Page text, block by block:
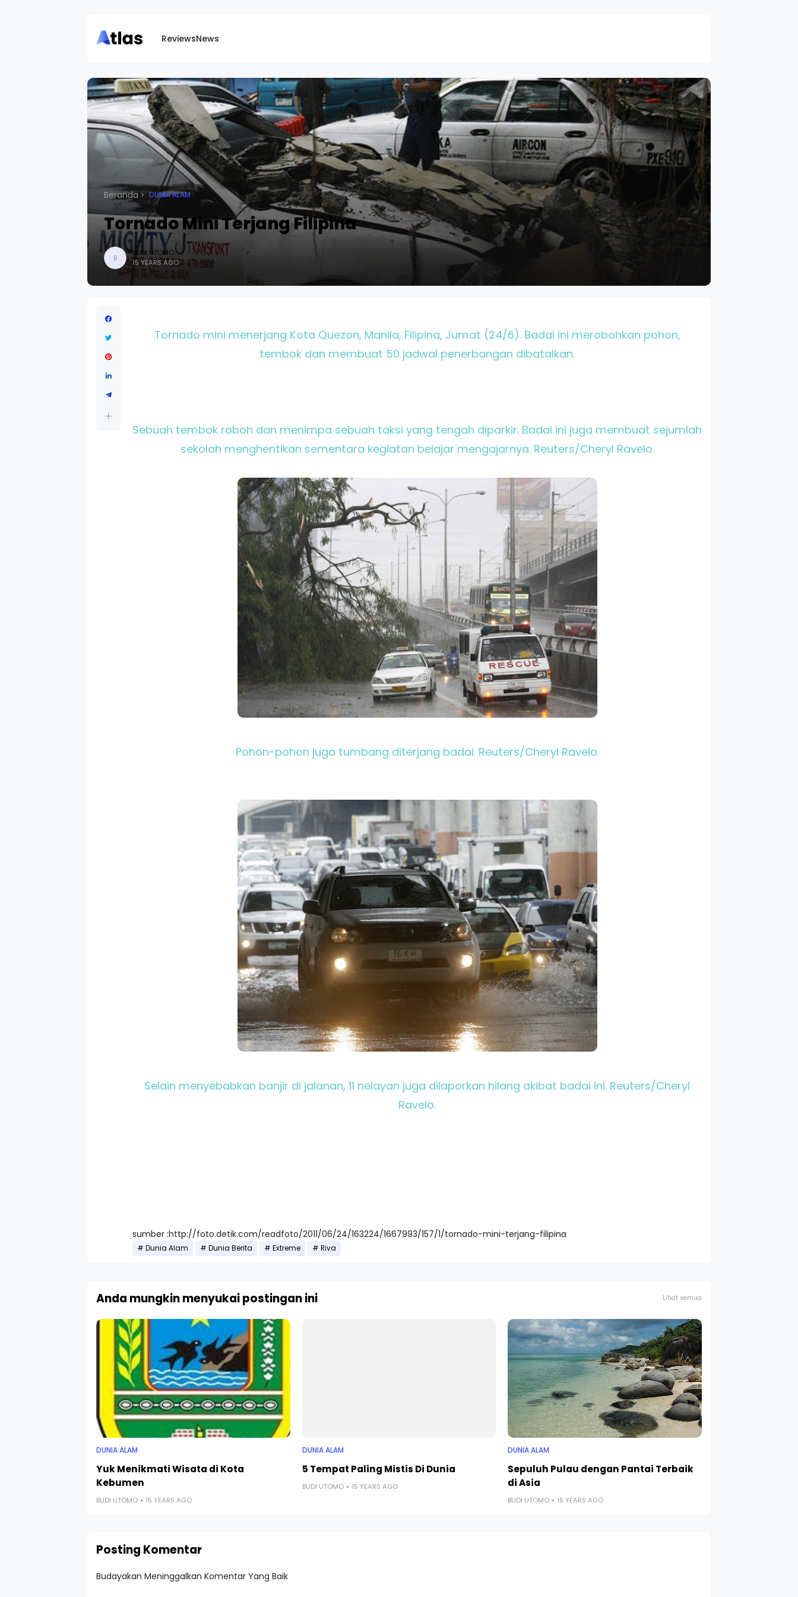
ReviewsNews
Beranda DUNIA ALAM
Tornado Mini Terjang Filipina
B
BUDI UTOMO
15 YEARS AGO
Tornado mini menerjang Kota Quezon, Manila, Filipina, Jumat (24/6). Badai ini merobohkan pohon,
tembok dan membuat 50 jadwal penerbangan dibatalkan.
Sebuah tembok roboh dan menimpa sebuah taksi yang tengah diparkir. Badai ini juga membuat sejumlah
sekolah menghentikan sementara kegiatan belajar mengajarnya. Reuters/Cheryl Ravelo.
Pohon-pohon juga tumbang diterjang badai. Reuters/Cheryl Ravelo.
Selain menyebabkan banjir di jalanan, 11 nelayan juga dilaporkan hilang akibat badai ini. Reuters/Cheryl
Ravelo.
sumber :http://foto.detik.com/readfoto/2011/06/24/163224/1667993/157/1/tornado-mini-terjang-filipina
Dunia Alam Dunia Berita Extreme Riva
Anda mungkin menyukai postingan ini Lihat semua
DUNIA ALAM
Yuk Menikmati Wisata di Kota
Kebumen
BUDI UTOMO 15 YEARS AGO
DUNIA ALAM
5 Tempat Paling Mistis Di Dunia
BUDI UTOMO 15 YEARS AGO
DUNIA ALAM
Sepuluh Pulau dengan Pantai Terbaik
di Asia
BUDI UTOMO 15 YEARS AGO
Posting Komentar
Budayakan Meninggalkan Komentar Yang Baik